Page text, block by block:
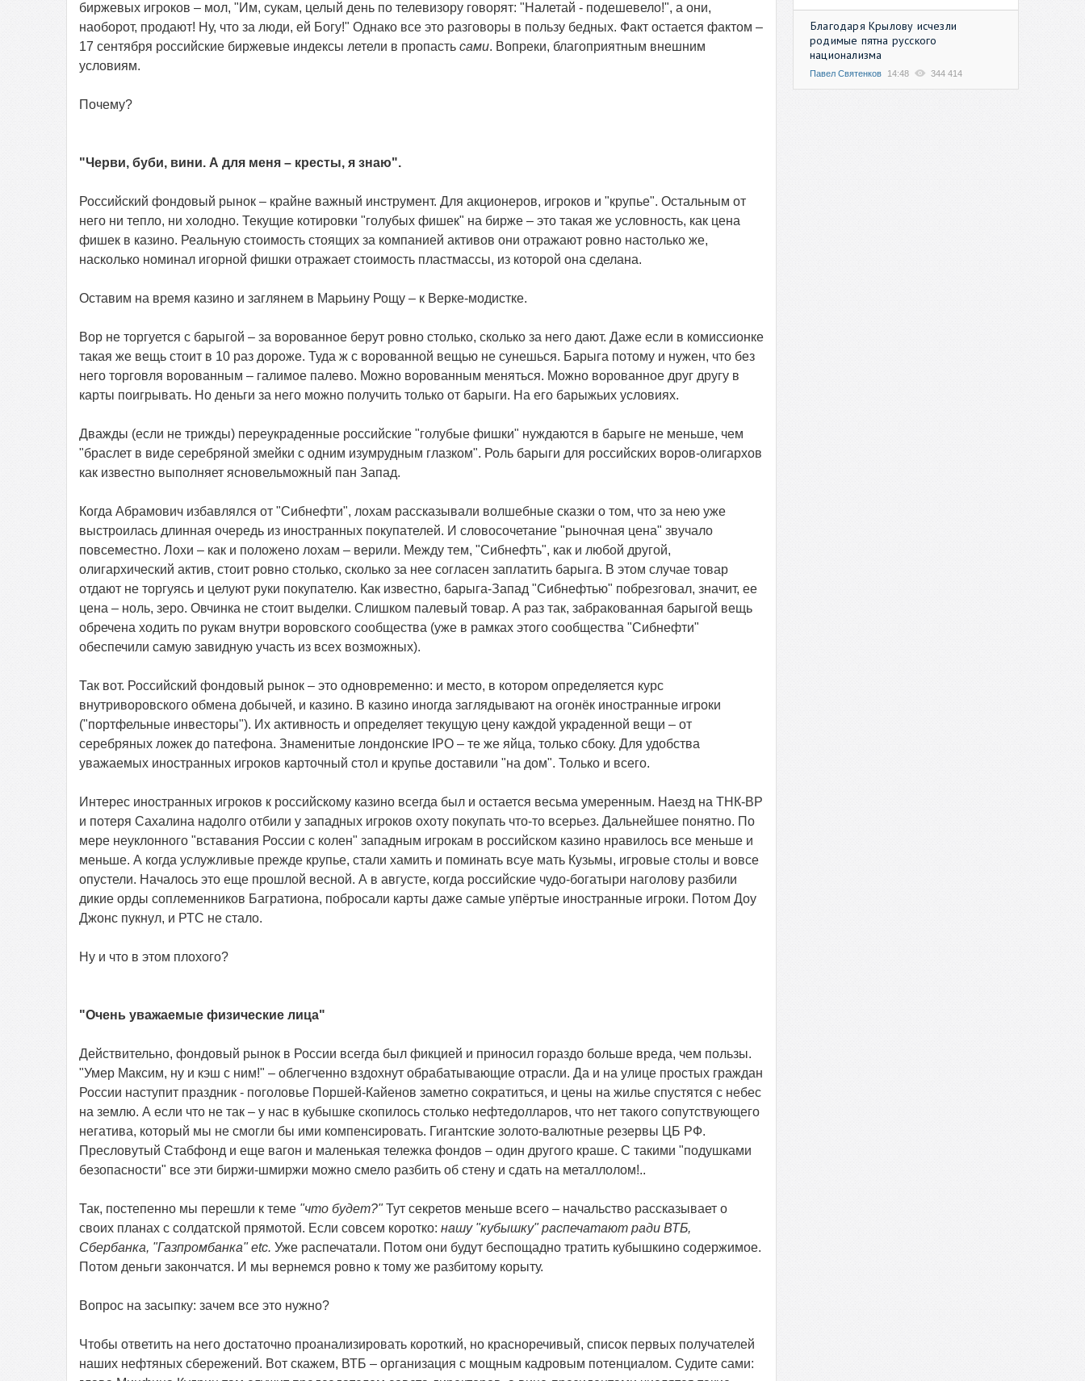
биржевых игроков – мол, "Им, сукам, целый день по телевизору говорят: "Налетай - подешевело!", а они,
наоборот, продают! Ну, что за люди, ей Богу!" Однако все это разговоры в пользу бедных. Факт остается фактом –
17 сентября российские биржевые индексы летели в пропасть сами. Вопреки, благоприятным внешним
условиям.
Почему?
"Черви, буби, вини. А для меня – кресты, я знаю".
Российский фондовый рынок – крайне важный инструмент. Для акционеров, игроков и "крупье". Остальным от
него ни тепло, ни холодно. Текущие котировки "голубых фишек" на бирже – это такая же условность, как цена
фишек в казино. Реальную стоимость стоящих за компанией активов они отражают ровно настолько же,
насколько номинал игорной фишки отражает стоимость пластмассы, из которой она сделана.
Оставим на время казино и заглянем в Марьину Рощу – к Верке-модистке.
Вор не торгуется с барыгой – за ворованное берут ровно столько, сколько за него дают. Даже если в комиссионке
такая же вещь стоит в 10 раз дороже. Туда ж с ворованной вещью не сунешься. Барыга потому и нужен, что без
него торговля ворованным – галимое палево. Можно ворованным меняться. Можно ворованное друг другу в
карты поигрывать. Но деньги за него можно получить только от барыги. На его барыжьих условиях.
Дважды (если не трижды) переукраденные российские "голубые фишки" нуждаются в барыге не меньше, чем
"браслет в виде серебряной змейки с одним изумрудным глазком". Роль барыги для российских воров-олигархов
как известно выполняет ясновельможный пан Запад.
Когда Абрамович избавлялся от "Сибнефти", лохам рассказывали волшебные сказки о том, что за нею уже
выстроилась длинная очередь из иностранных покупателей. И словосочетание "рыночная цена" звучало
повсеместно. Лохи – как и положено лохам – верили. Между тем, "Сибнефть", как и любой другой,
олигархический актив, стоит ровно столько, сколько за нее согласен заплатить барыга. В этом случае товар
отдают не торгуясь и целуют руки покупателю. Как известно, барыга-Запад "Сибнефтью" побрезговал, значит, ее
цена – ноль, зеро. Овчинка не стоит выделки. Слишком палевый товар. А раз так, забракованная барыгой вещь
обречена ходить по рукам внутри воровского сообщества (уже в рамках этого сообщества "Сибнефти"
обеспечили самую завидную участь из всех возможных).
Так вот. Российский фондовый рынок – это одновременно: и место, в котором определяется курс
внутриворовского обмена добычей, и казино. В казино иногда заглядывают на огонёк иностранные игроки
("портфельные инвесторы"). Их активность и определяет текущую цену каждой украденной вещи – от
серебряных ложек до патефона. Знаменитые лондонские IPO – те же яйца, только сбоку. Для удобства
уважаемых иностранных игроков карточный стол и крупье доставили "на дом". Только и всего.
Интерес иностранных игроков к российскому казино всегда был и остается весьма умеренным. Наезд на ТНК-ВР
и потеря Сахалина надолго отбили у западных игроков охоту покупать что-то всерьез. Дальнейшее понятно. По
мере неуклонного "вставания России с колен" западным игрокам в российском казино нравилось все меньше и
меньше. А когда услужливые прежде крупье, стали хамить и поминать всуе мать Кузьмы, игровые столы и вовсе
опустели. Началось это еще прошлой весной. А в августе, когда российские чудо-богатыри наголову разбили
дикие орды соплеменников Багратиона, побросали карты даже самые упёртые иностранные игроки. Потом Доу
Джонс пукнул, и РТС не стало.
Ну и что в этом плохого?
"Очень уважаемые физические лица"
Действительно, фондовый рынок в России всегда был фикцией и приносил гораздо больше вреда, чем пользы.
"Умер Максим, ну и кэш с ним!" – облегченно вздохнут обрабатывающие отрасли. Да и на улице простых граждан
России наступит праздник - поголовье Поршей-Кайенов заметно сократиться, и цены на жилье спустятся с небес
на землю. А если что не так – у нас в кубышке скопилось столько нефтедолларов, что нет такого сопутствующего
негатива, который мы не смогли бы ими компенсировать. Гигантские золото-валютные резервы ЦБ РФ.
Пресловутый Стабфонд и еще вагон и маленькая тележка фондов – один другого краше. С такими "подушками
безопасности" все эти биржи-шмиржи можно смело разбить об стену и сдать на металлолом!..
Так, постепенно мы перешли к теме "что будет?"Тут секретов меньше всего – начальство рассказывает о
своих планах с солдатской прямотой. Если совсем коротко: нашу "кубышку" распечатают ради ВТБ,
Сбербанка, "Газпромбанка"etc. Уже распечатали. Потом они будут беспощадно тратить кубышкино содержимое.
Потом деньги закончатся. И мы вернемся ровно к тому же разбитому корыту.
Вопрос на засыпку: зачем все это нужно?
Чтобы ответить на него достаточно проанализировать короткий, но красноречивый, список первых получателей
наших нефтяных сбережений. Вот скажем, ВТБ – организация с мощным кадровым потенциалом. Судите сами:
Благодаря Крылову исчезли
родимые пятна русского
национализма
Павел Святенков 14:48 344 414